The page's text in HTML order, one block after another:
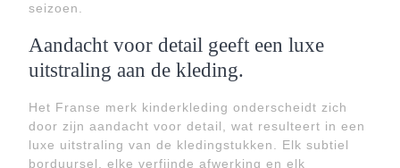
seizoen.
Aandacht voor detail geeft een luxe
uitstraling aan de kleding.
Het Franse merk kinderkleding onderscheidt zich
door zijn aandacht voor detail, wat resulteert in een
luxe uitstraling van de kledingstukken. Elk subtiel
borduursel, elke verfijnde afwerking en elk